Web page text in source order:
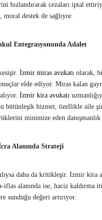
hızlandırarak cezaları iptal
destek de sağlıyor.
Entegrasyonunda Adalet
İzmir miras avukatı olarak,
elde ediyor. Miras kalan
İzmir kira avukatı
bütünleşik hizmet, özellikle aile
minimize eden danışmanlık
Alanında Strateji
daha da kritikleşir. İzmir
iflas alanında ise, haciz
sunduğu değeri artırıyor.